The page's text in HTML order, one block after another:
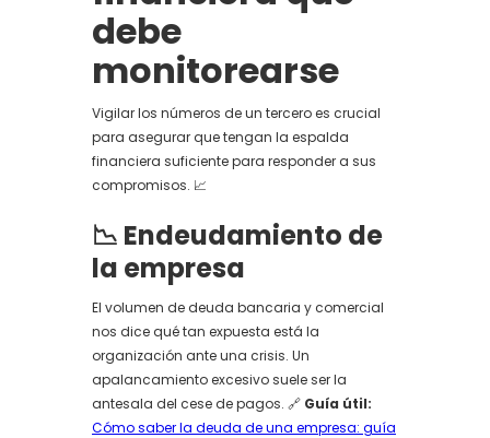
debe
monitorearse
Vigilar los números de un tercero es crucial
para asegurar que tengan la espalda
financiera suficiente para responder a sus
compromisos. 📈
📉 Endeudamiento de
la empresa
El volumen de deuda bancaria y comercial
nos dice qué tan expuesta está la
organización ante una crisis. Un
apalancamiento excesivo suele ser la
antesala del cese de pagos. 🔗 Guía útil:
Cómo saber la deuda de una empresa: guía